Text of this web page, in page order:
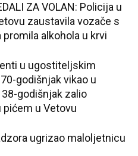
ZA VOLAN: Policija u
zaustavila vozače s
promila alkohola u krvi
u ugostiteljskim
godišnjak vikao u
godišnjak zalio
pićem u Vetovu
ugrizao maloljetnicu